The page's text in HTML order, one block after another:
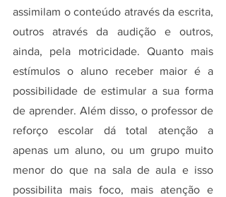
assimilam o conteúdo através da escrita,
outros através da audição e outros,
ainda, pela motricidade. Quanto mais
estímulos o aluno receber maior é a
possibilidade de estimular a sua forma
de aprender. Além disso, o professor de
reforço escolar dá total atenção a
apenas um aluno, ou um grupo muito
menor do que na sala de aula e isso
possibilita mais foco, mais atenção e